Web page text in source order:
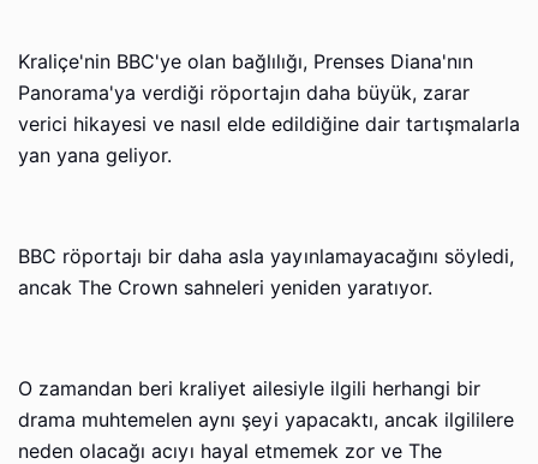
Kraliçe'nin BBC'ye olan bağlılığı, Prenses Diana'nın
Panorama'ya verdiği röportajın daha büyük, zarar
verici hikayesi ve nasıl elde edildiğine dair tartışmalarla
yan yana geliyor.
BBC röportajı bir daha asla yayınlamayacağını söyledi,
ancak The Crown sahneleri yeniden yaratıyor.
O zamandan beri kraliyet ailesiyle ilgili herhangi bir
drama muhtemelen aynı şeyi yapacaktı, ancak ilgililere
neden olacağı acıyı hayal etmemek zor ve The